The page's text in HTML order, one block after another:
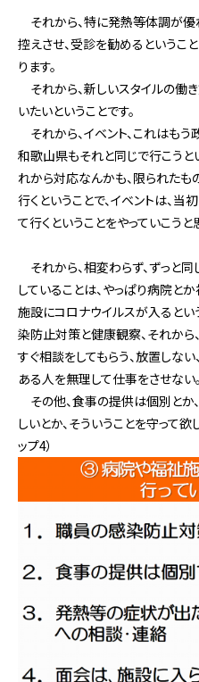
それから、特に発熱等体調が
控えさせ、受診を勧めるというこ
ります。
それから、新しいスタイルの働
いたいということです。
それから、イベント、これはも
和歌山県もそれと同じで行こうと
れから対応なんかも、限られたも
行くということで、イベントは、当
て行くということをやっていこうと
それから、相変わらず、ずっと
していることは、やっぱり病院と
施設にコロナウイルスが入るとい
染防止対策と健康観察、それから
すぐ相談をしてもらう、放置しな
ある人を無理して仕事をさせない。
その他、食事の提供は個別とか
しいとか、そういうことを守って欲
ップ4）